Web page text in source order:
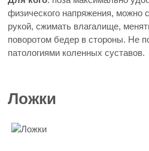
физического напряжения, можно
рукой, сжимать влагалище,
поворотом бедер в стороны. Не
патологиями коленных суставов.
Ложки